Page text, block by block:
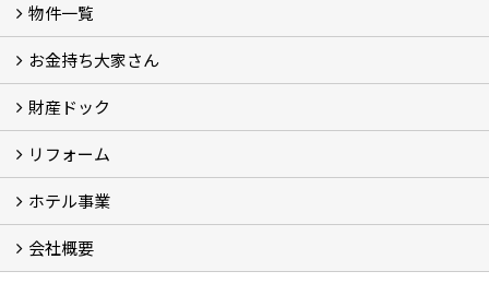
三光ソフラン株式会社の強み
資産運用
収益物件
賃貸管理 (2)
土地有効活用 (3)
相続対策・コンサルティング (3)
不動産買取・売買・仲介 (3)
リフォーム
空き家・空き地対策 (2)
設計・施工・建築請負
物件一覧
物件一覧
フォトギャラリー
弊社施工事例3D写真
お金持ち大家さん
お金持ち大家さん
資産運用コラム (15)
お金持ち大家さんセミナー
財産ドック
財産ドック
リフォーム
リフォーム
ホテル事業
三光ソフランの収益用ホテルのご紹介
ホテル一覧
宿泊施設の主な経営形態
京都での相続税対策例
京都での収益用ホテル(ブティックホテル)の投資活用
訪日外国人旅行者数に関するデータ
よくある質問
会社概要